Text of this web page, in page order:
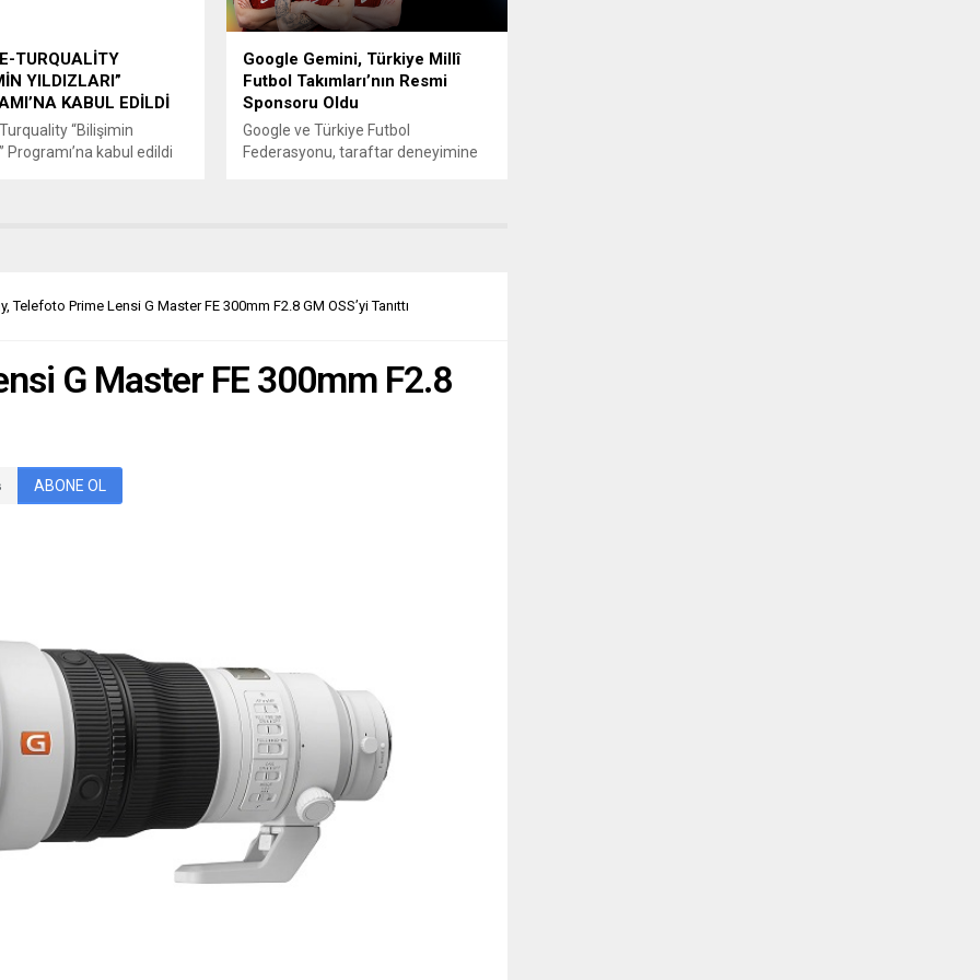
Karnaval, rock ve metal müziğin
TURQUALİTY
YILDIZLARI”
KABUL EDİLDİ
“Bilişimin
Programı’na kabul edildi
bilişim sektöründe
ve yerli
artırmak
Google Gemini, Türkiye Millî
Futbol Takımları’nın Resmi
Sponsoru Oldu
Google ve Türkiye Futbol
Federasyonu, taraftar deneyimine
gerçekleştirdiği ortaklıkla, gelişmiş
resmi sponsoru...
Telefoto Prime Lensi G Master FE 300mm F2.8 GM OSS’yi Tanıttı
G Master FE 300mm F2.8
ABONE OL